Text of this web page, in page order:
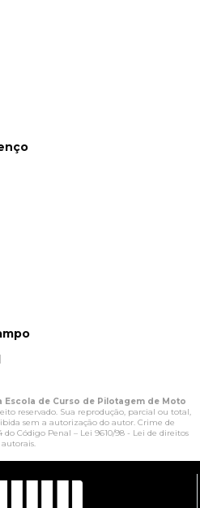
Escola de Curso de Pilotagem de Moto
reservado. Sua reprodução, parcial ou total,
sem a autorização do autor. Crime de
do Código Penal – Lei 9610/98 - Lei de direitos
autorais.